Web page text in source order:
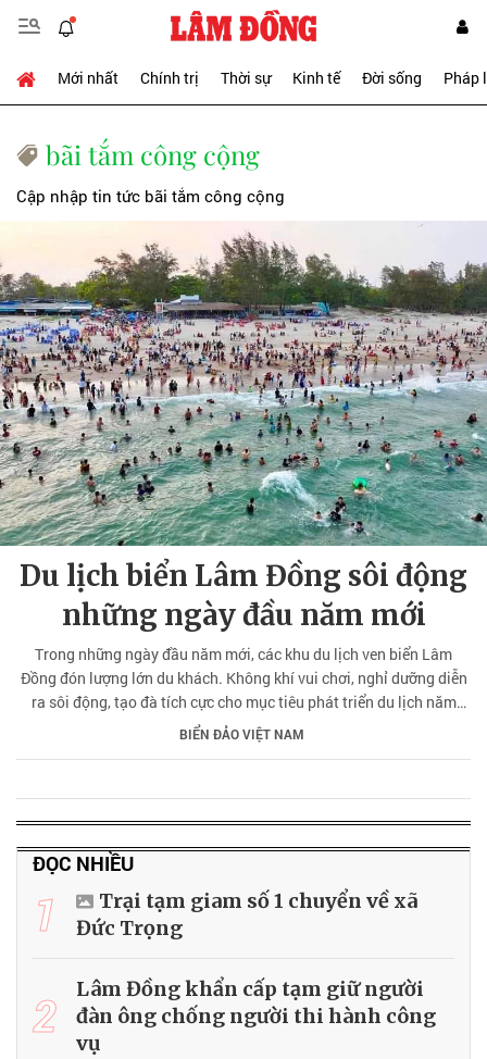
Mới nhất Chính trị Thời sự Kinh tế Đời sống Pháp
bãi tắm công cộng
Cập nhập tin tức bãi tắm công cộng
Du lịch biển Lâm Đồng sôi động
những ngày đầu năm mới
Trong những ngày đầu năm mới, các khu du lịch ven biển Lâm
Đồng đón lượng lớn du khách. Không khí vui chơi, nghỉ dưỡng diễn
ra sôi động, tạo đà tích cực cho mục tiêu phát triển du lịch năm
2026.
BIỂN ĐẢO VIỆT NAM
ĐỌC NHIỀU
1
Trại tạm giam số 1 chuyển về xã
Đức Trọng
2
Lâm Đồng khẩn cấp tạm giữ người
đàn ông chống người thi hành công
vụ